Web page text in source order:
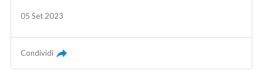
05 Set 2023
Condividi